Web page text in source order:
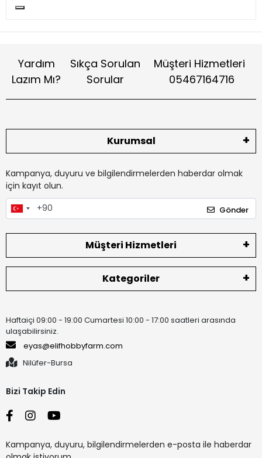
Yardım
Lazım Mı?
Sıkça Sorulan
Sorular
Müşteri Hizmetleri
05467164716
Kurumsal
Kampanya, duyuru ve bilgilendirmelerden haberdar olmak
için kayıt olun.
Gönder
Müşteri Hizmetleri
Kategoriler
Haftaiçi 09:00 - 19:00 Cumartesi 10:00 - 17:00 saatleri arasında
ulaşabilirsiniz.
eyas@elifhobbyfarm.com
Nilüfer-Bursa
Bizi Takip Edin
Kampanya, duyuru, bilgilendirmelerden e-posta ile haberdar